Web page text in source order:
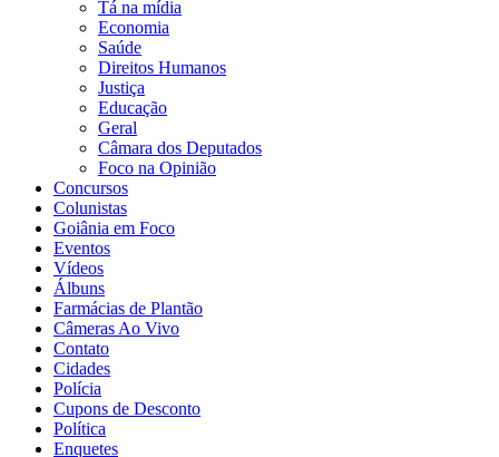
Tá na mídia
Economia
Saúde
Direitos Humanos
Justiça
Educação
Geral
Câmara dos Deputados
Foco na Opinião
Concursos
Colunistas
Goiânia em Foco
Eventos
Vídeos
Álbuns
Farmácias de Plantão
Câmeras Ao Vivo
Contato
Cidades
Polícia
Cupons de Desconto
Política
Enquetes